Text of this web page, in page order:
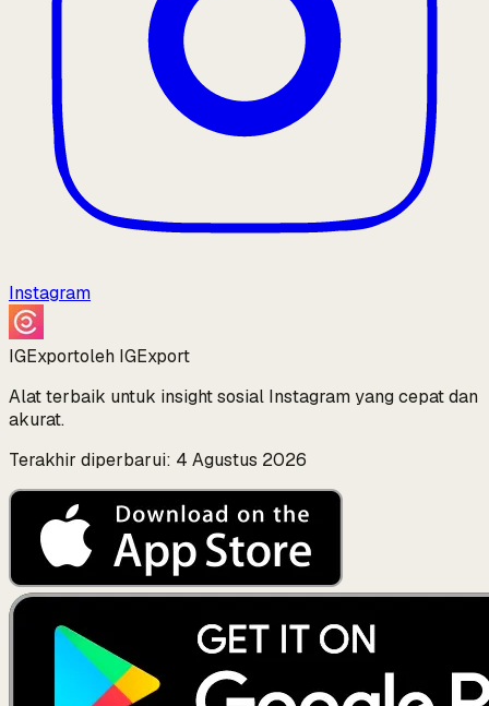
Instagram
IGExportoleh IGExport
Alat terbaik untuk insight sosial Instagram yang cepat dan
akurat.
Terakhir diperbarui: 4 Agustus 2026